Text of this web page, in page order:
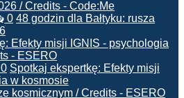
0 48 godzin dla Bałtyku: rusza
0 Spotkaj ekspertkę: Efekty misji
w kosmosie